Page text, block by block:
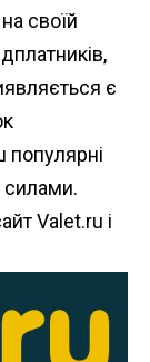
своїй
є
популярні
силами.
Valet.ru і